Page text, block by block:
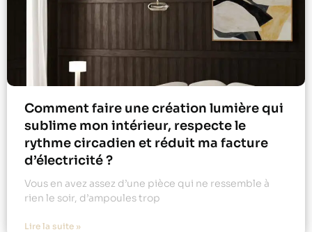
Comment faire une création lumière qui
sublime mon intérieur, respecte le
rythme circadien et réduit ma facture
d’électricité ?
Vous en avez assez d’une pièce qui ne ressemble à
rien le soir, d’ampoules trop
Lire la suite »